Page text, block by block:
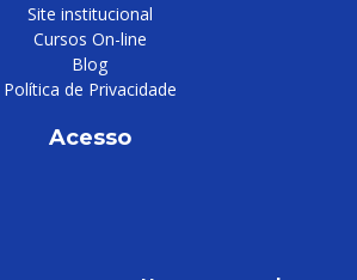
Site institucional
Cursos On-line
Blog
Política de Privacidade
Acesso